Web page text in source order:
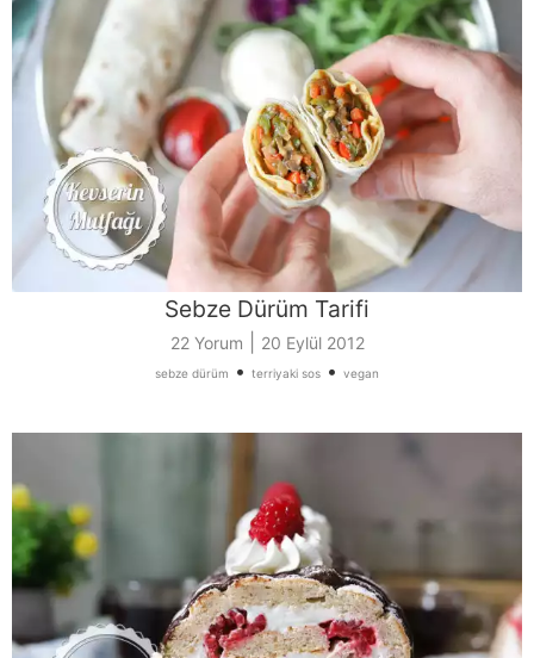
Sebze Dürüm Tarifi
22 Yorum 20 Eylül 2012
sebze dürüm • terriyaki sos • vegan